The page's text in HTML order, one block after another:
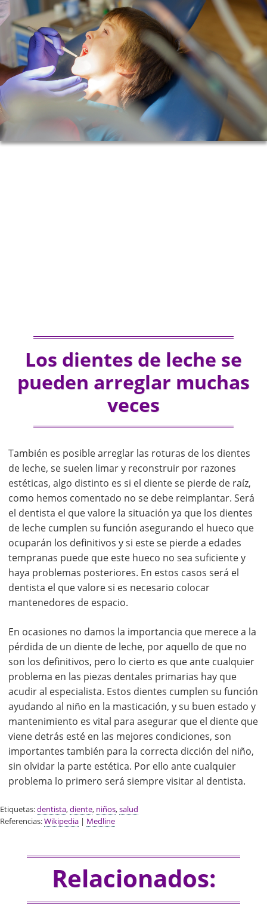
Los dientes de leche se
pueden arreglar muchas
veces
También es posible arreglar las roturas de los dientes
de leche, se suelen limar y reconstruir por razones
estéticas, algo distinto es si el diente se pierde de raíz,
como hemos comentado no se debe reimplantar. Será
el dentista el que valore la situación ya que los dientes
de leche cumplen su función asegurando el hueco que
ocuparán los definitivos y si este se pierde a edades
tempranas puede que este hueco no sea suficiente y
haya problemas posteriores. En estos casos será el
dentista el que valore si es necesario colocar
mantenedores de espacio.
En ocasiones no damos la importancia que merece a la
pérdida de un diente de leche, por aquello de que no
son los definitivos, pero lo cierto es que ante cualquier
problema en las piezas dentales primarias hay que
acudir al especialista. Estos dientes cumplen su función
ayudando al niño en la masticación, y su buen estado y
mantenimiento es vital para asegurar que el diente que
viene detrás esté en las mejores condiciones, son
importantes también para la correcta dicción del niño,
sin olvidar la parte estética. Por ello ante cualquier
problema lo primero será siempre visitar al dentista.
Etiquetas:dentista,diente, niños,salud
Referencias:Wikipedia | Medline
Relacionados: